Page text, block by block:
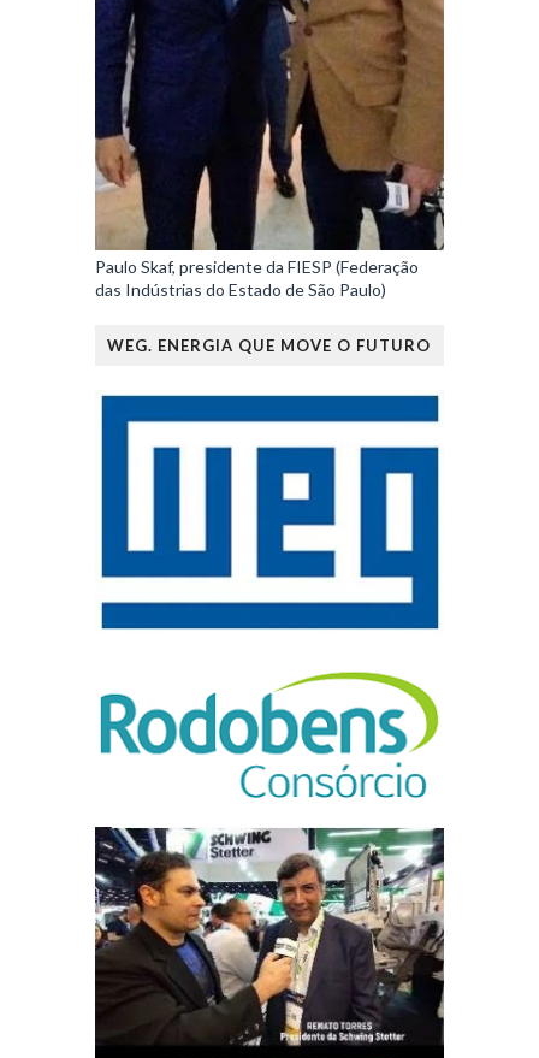
Paulo Skaf, presidente da FIESP (Federação
das Indústrias do Estado de São Paulo)
WEG. ENERGIA QUE MOVE O FUTURO